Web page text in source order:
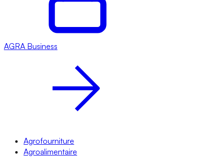
AGRA Business
Agrofourniture
Agroalimentaire